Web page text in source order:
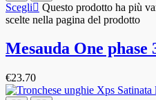
Scegli
Questo prodotto ha più
scelte nella pagina del prodotto
Mesauda One phase
€23.70